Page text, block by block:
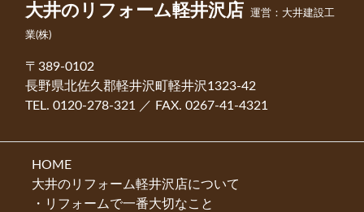
大井のリフォーム軽井沢店 運営：大井建設工
業(株)
〒389-0102
長野県北佐久郡軽井沢町軽井沢1323-42
TEL. 0120-278-321 ／ FAX. 0267-41-4321
HOME
大井のリフォーム軽井沢店について
リフォームで一番大切なこと